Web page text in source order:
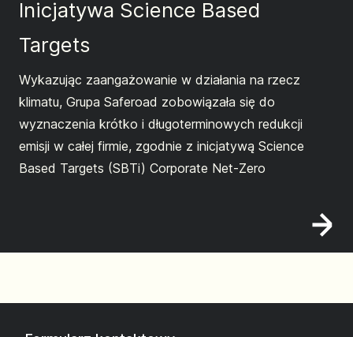
Inicjatywa Science Based
Targets
Wykazując zaangażowanie w działania na rzecz
klimatu, Grupa Saferoad zobowiązała się do
wyznaczenia krótko i długoterminowych redukcji
emisji w całej firmie, zgodnie z inicjatywą Science
Based Targets (SBTi) Corporate Net-Zero